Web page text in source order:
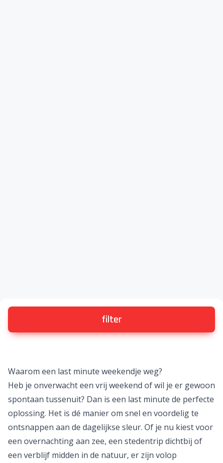
filter
Waarom een last minute weekendje weg?
Heb je onverwacht een vrij weekend of wil je er gewoon
spontaan tussenuit? Dan is een last minute de perfecte
oplossing. Het is dé manier om snel en voordelig te
ontsnappen aan de dagelijkse sleur. Of je nu kiest voor
een overnachting aan zee, een stedentrip dichtbij of
een verblijf midden in de natuur, er zijn volop